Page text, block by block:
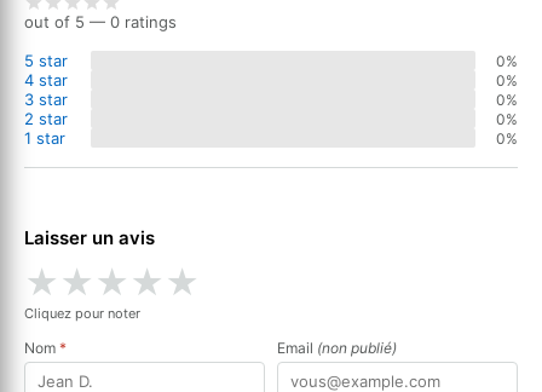
out of 5 — 0 ratings
5 star
0%
4 star 0%
3 star 0%
2 star 0%
1 star 0%
Laisser un avis
★★★★★
Cliquez pour noter
Nom * Email (non publié)